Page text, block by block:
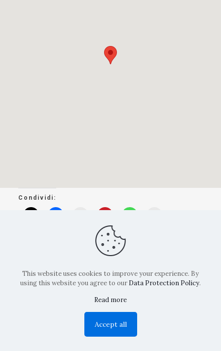
Condividi:
Copyright: La Belvedere Mendrisio 2024
This website uses cookies to improve your experience. By
using this website you agree to our Data Protection Policy.
Read more
Accept all